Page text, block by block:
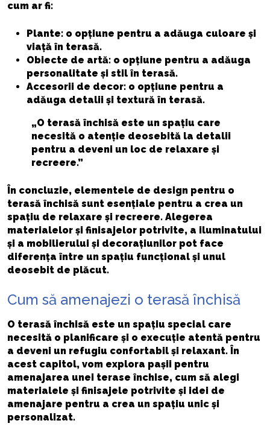
cum ar fi:
Plante: o opțiune pentru a adăuga culoare și
viață în terasă.
Obiecte de artă: o opțiune pentru a adăuga
personalitate și stil în terasă.
Accesorii de decor: o opțiune pentru a
adăuga detalii și textură în terasă.
„O terasă închisă este un spațiu care
necesită o atenție deosebită la detalii
pentru a deveni un loc de relaxare și
recreere.”
În concluzie, elementele de design pentru o
terasă închisă sunt esențiale pentru a crea un
spațiu de relaxare și recreere. Alegerea
materialelor și finisajelor potrivite, a iluminatului
și a mobilierului și decorațiunilor pot face
diferența între un spațiu funcțional și unul
deosebit de plăcut.
Cum să amenajezi o terasă închisă
O terasă închisă este un spațiu special care
necesită o planificare și o execuție atentă pentru
a deveni un refugiu confortabil și relaxant. În
acest capitol, vom explora pașii pentru
amenajarea unei terase închise, cum să alegi
materialele și finisajele potrivite și idei de
amenajare pentru a crea un spațiu unic și
personalizat.